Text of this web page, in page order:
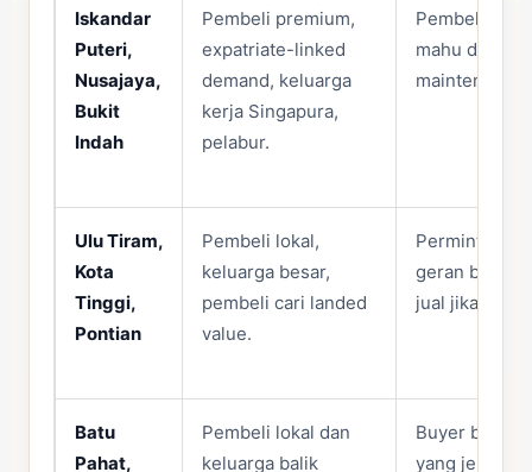
Iskandar
Puteri,
Nusajaya,
Bukit
Indah
Pembeli premium,
expatriate-linked
demand, keluarga
kerja Singapura,
pelabur.
Pembeli
mahu
maintenance
Ulu Tiram,
Kota
Tinggi,
Pontian
Pembeli lokal,
keluarga besar,
pembeli cari landed
value.
Permintaan
geran boleh
jual jika
Batu
Pahat,
Pembeli lokal dan
keluarga balik
Buyer
yang jelas